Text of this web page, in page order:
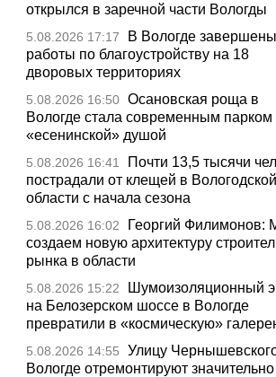
открылся в заречной части Вологды
5.08.2026 17:17
В Вологде завершены
работы по благоустройству на 18
дворовых территориях
5.08.2026 16:50 Осановская роща в
Вологде стала современным парком
«есенинской» душой
5.08.2026 16:41
Почти 13,5 тысячи
пострадали от клещей в Вологодской
области с начала сезона
5.08.2026 16:02
Георгий Филимонов:
создаем новую архитектуру
рынка в области
5.08.2026 15:22
Шумоизоляционный
на Белозерском шоссе в Вологде
превратили в «космическую»
5.08.2026 14:55
Улицу
Вологде отремонтируют значительно